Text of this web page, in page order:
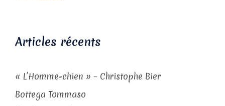
Articles récents
« L’Homme-chien » – Christophe Bier
Bottega Tommaso